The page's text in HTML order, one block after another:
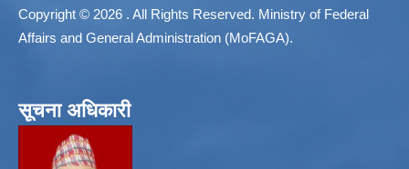
Copyright © 2026 . All Rights Reserved. Ministry of Federal
Affairs and General Administration (MoFAGA).
सूचना अधिकारी